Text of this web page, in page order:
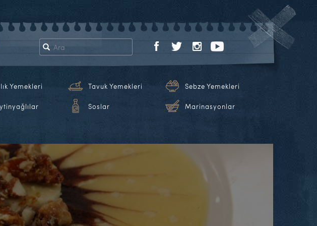
Yemekleri Tavuk Yemekleri Sebze Yemekleri
Soslar Marinasyonlar